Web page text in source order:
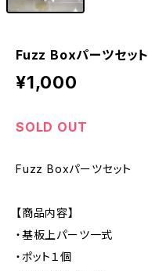
Fuzz Boxパーツセット
¥1,000
SOLD OUT
Fuzz Boxパーツセット
【商品内容】
・基板上パーツ一式
・ポット１個